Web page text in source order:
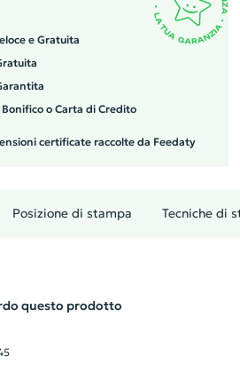
e Gratuita
o Carta di Credito
certificate raccolte da Feedaty
Posizione di stampa Tecniche di
questo prodotto